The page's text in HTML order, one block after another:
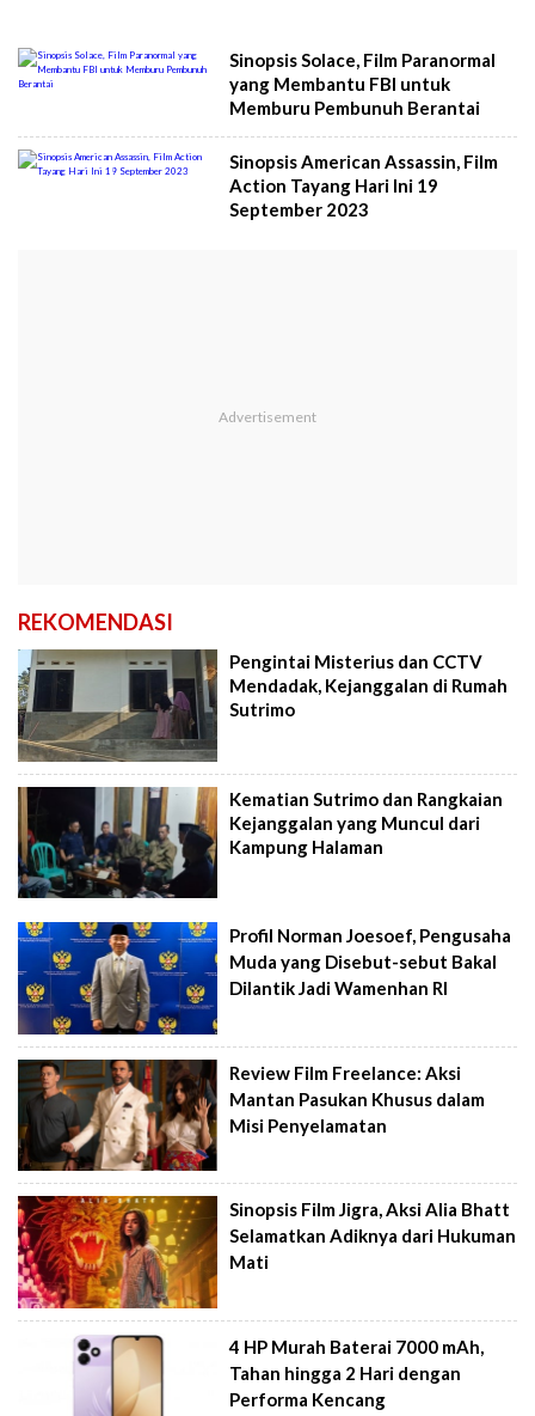
Sinopsis Solace, Film Paranormal
yang Membantu FBI untuk
Memburu Pembunuh Berantai
Sinopsis American Assassin, Film
Action Tayang Hari Ini 19
September 2023
REKOMENDASI
Pengintai Misterius dan CCTV
Mendadak, Kejanggalan di Rumah
Sutrimo
Kematian Sutrimo dan Rangkaian
Kejanggalan yang Muncul dari
Kampung Halaman
Profil Norman Joesoef, Pengusaha
Muda yang Disebut-sebut Bakal
Dilantik Jadi Wamenhan RI
Review Film Freelance: Aksi
Mantan Pasukan Khusus dalam
Misi Penyelamatan
Sinopsis Film Jigra, Aksi Alia Bhatt
Selamatkan Adiknya dari Hukuman
Mati
4 HP Murah Baterai 7000 mAh,
Tahan hingga 2 Hari dengan
Performa Kencang